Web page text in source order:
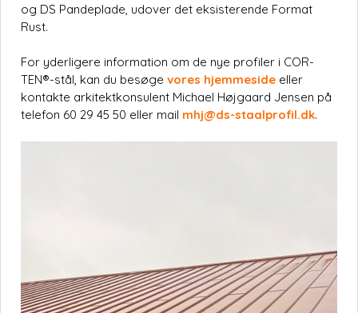
og DS Pandeplade, udover det eksisterende Format
Rust.
For yderligere information om de nye profiler i COR-
TEN®-stål, kan du besøge vores hjemmeside eller
kontakte arkitektkonsulent Michael Højgaard Jensen på
telefon 60 29 45 50 eller mail mhj@ds-staalprofil.dk.